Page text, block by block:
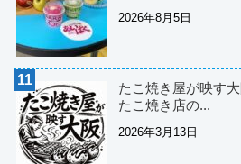
2026年8月5日
たこ焼き屋が映す
たこ焼き店の...
2026年3月13日